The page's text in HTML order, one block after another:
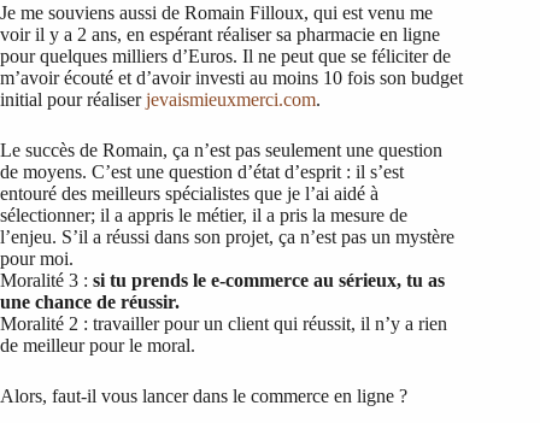
Je me souviens aussi de Romain Filloux, qui est venu me
voir il y a 2 ans, en espérant réaliser sa pharmacie en ligne
pour quelques milliers d’Euros. Il ne peut que se féliciter de
m’avoir écouté et d’avoir investi au moins 10 fois son budget
initial pour réaliserjevaismieuxmerci.com.
Le succès de Romain, ça n’est pas seulement une question
de moyens. C’est une question d’état d’esprit : il s’est
entouré des meilleurs spécialistes que je l’ai aidé à
sélectionner; il a appris le métier, il a pris la mesure de
l’enjeu. S’il a réussi dans son projet, ça n’est pas un mystère
pour moi.
Moralité 3 : si tu prends le e-commerce au sérieux, tu as
une chance de réussir.
Moralité 2 : travailler pour un client qui réussit, il n’y a rien
de meilleur pour le moral.
Alors, faut-il vous lancer dans le commerce en ligne ?